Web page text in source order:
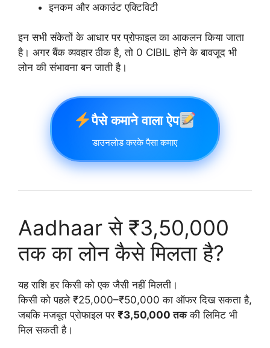
इनकम और अकाउंट एक्टिविटी
इन सभी संकेतों के आधार पर प्रोफाइल का आकलन किया जाता
है। अगर बैंक व्यवहार ठीक है, तो 0 CIBIL होने के बावजूद भी
लोन की संभावना बन जाती है।
पैसे कमाने वाला ऐप
डाउनलोड करके पैसा कमाए
Aadhaar से ₹3,50,000
तक का लोन कैसे मिलता है?
यह राशि हर किसी को एक जैसी नहीं मिलती।
किसी को पहले ₹25,000–₹50,000 का ऑफर दिख सकता है,
जबकि मजबूत प्रोफाइल पर ₹3,50,000 तककी लिमिट भी
मिल सकती है।